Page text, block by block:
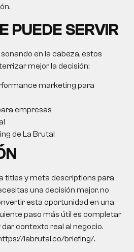
PUEDE SERVIR
en la cabeza, estos
mejor la decisión:
marketing para
empresas
de La Brutal
titles y meta descriptions para
una decisión mejor, no
esta oportunidad en una
paso más útil es completar
dar contexto real al negocio.
labrutal.co/briefing/.